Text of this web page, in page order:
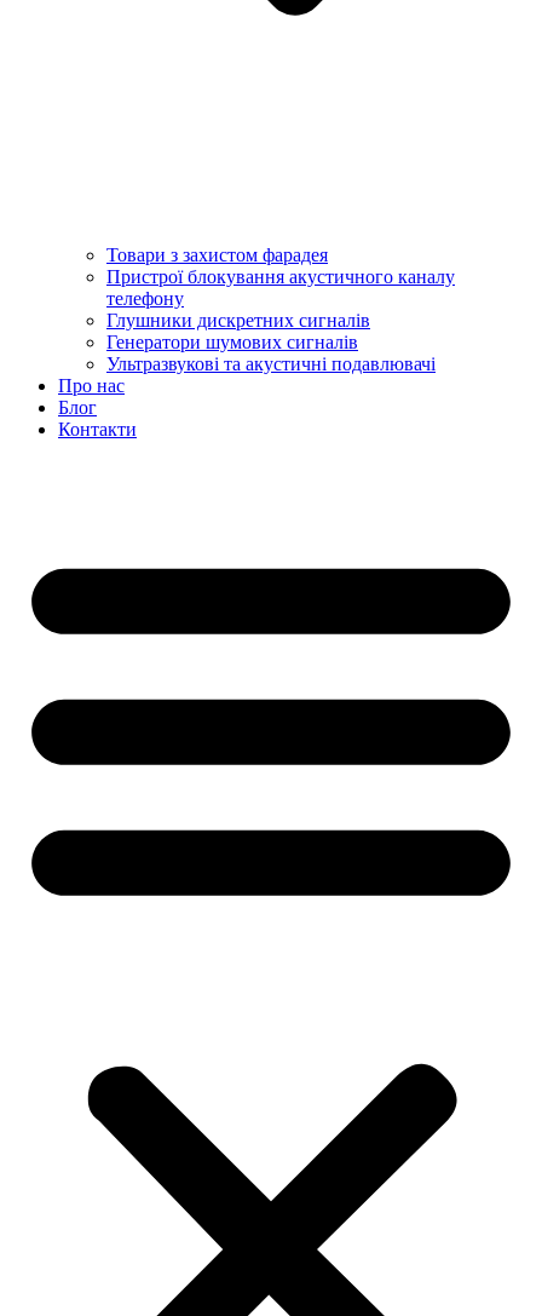
Товари з захистом фарадея
Пристрої блокування акустичного каналу
телефону
Глушники дискретних сигналів
Генератори шумових сигналів
Ультразвукові та акустичні подавлювачі
Про нас
Блог
Контакти